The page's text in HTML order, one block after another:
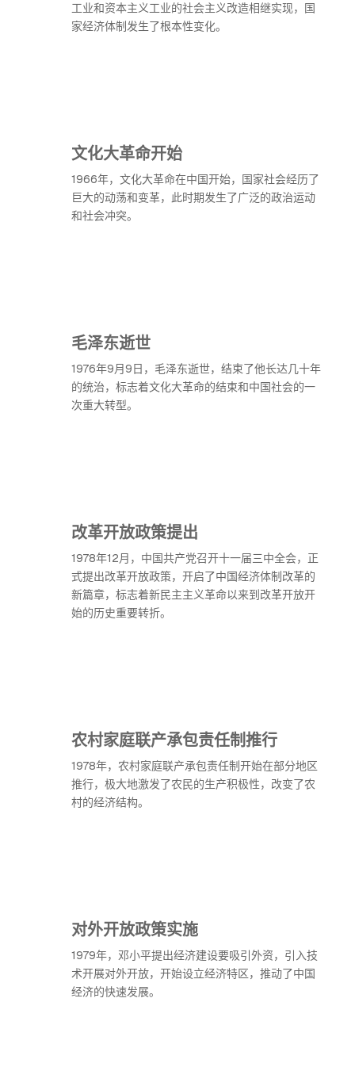
工业和资本主义工业的社会主义改造相继实现，国
家经济体制发生了根本性变化。
文化大革命开始
1966年，文化大革命在中国开始，国家社会经历了
巨大的动荡和变革，此时期发生了广泛的政治运动
和社会冲突。
毛泽东逝世
1976年9月9日，毛泽东逝世，结束了他长达几十年
的统治，标志着文化大革命的结束和中国社会的一
次重大转型。
改革开放政策提出
1978年12月，中国共产党召开十一届三中全会，正
式提出改革开放政策，开启了中国经济体制改革的
新篇章，标志着新民主主义革命以来到改革开放开
始的历史重要转折。
农村家庭联产承包责任制推行
1978年，农村家庭联产承包责任制开始在部分地区
推行，极大地激发了农民的生产积极性，改变了农
村的经济结构。
对外开放政策实施
1979年，邓小平提出经济建设要吸引外资，引入技
术开展对外开放，开始设立经济特区，推动了中国
经济的快速发展。